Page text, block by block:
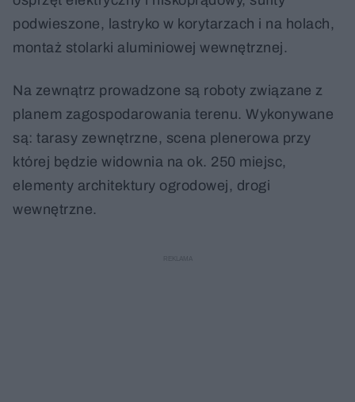
podwieszone, lastryko w korytarzach i na holach,
montaż stolarki aluminiowej wewnętrznej.
Na zewnątrz prowadzone są roboty związane z
planem zagospodarowania terenu. Wykonywane
są: tarasy zewnętrzne, scena plenerowa przy
której będzie widownia na ok. 250 miejsc,
elementy architektury ogrodowej, drogi
wewnętrzne.